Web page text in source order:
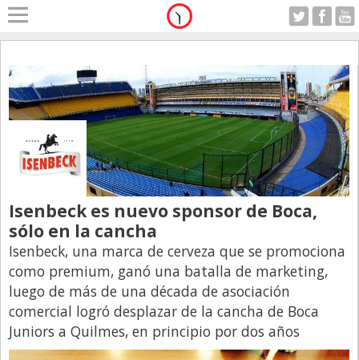
Home
A Motor
Alerta
Anticipo
Campo
Carrera & Emprendedores
Club House
Coleccionistas
Con Estilo
De Bolsillo
Diarios de Argentina
Diarios del Mundo
Domingo 09.08.2026
Isenbeck es nuevo sponsor de Boca,
sólo en la cancha
Isenbeck, una marca de cerveza que se promociona
como premium, ganó una batalla de marketing,
luego de más de una década de asociación
comercial logró desplazar de la cancha de Boca
Juniors a Quilmes, en principio por dos años